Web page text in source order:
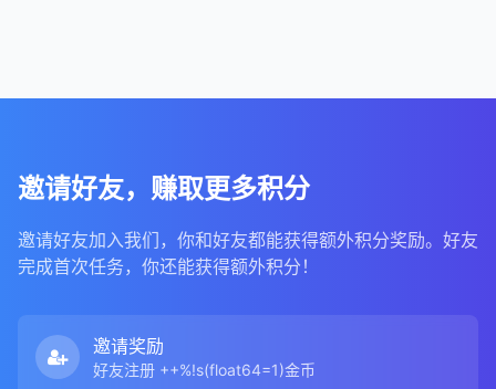
邀请好友，赚取更多积分
邀请好友加入我们，你和好友都能获得额外积分奖励。好友
完成首次任务，你还能获得额外积分！
邀请奖励
好友注册 ++%!s(float64=1)金币